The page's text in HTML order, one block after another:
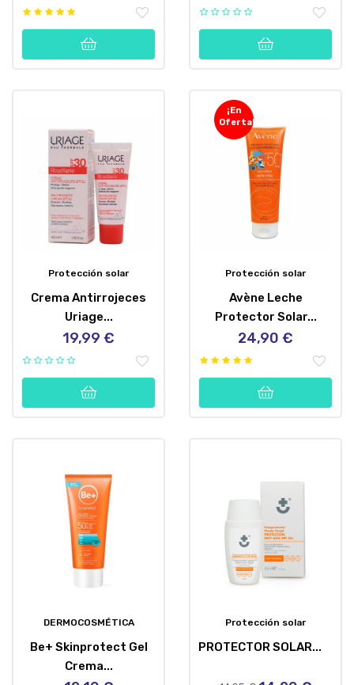
Protección solar
Crema Antirrojeces
Uriage...
Precio
19,99 €
¡En
Oferta!
Protección solar
Avène Leche
Protector Solar...
Precio
24,90 €
DERMOCOSMÉTICA
Be+ Skinprotect Gel
Crema...
Protección solar
PROTECTOR SOLAR...